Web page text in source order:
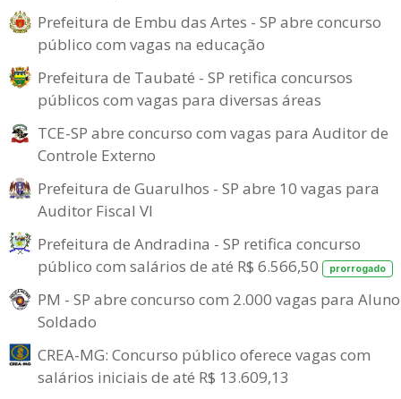
Prefeitura de Embu das Artes - SP abre concurso
público com vagas na educação
Prefeitura de Taubaté - SP retifica concursos
públicos com vagas para diversas áreas
TCE-SP abre concurso com vagas para Auditor de
Controle Externo
Prefeitura de Guarulhos - SP abre 10 vagas para
Auditor Fiscal VI
Prefeitura de Andradina - SP retifica concurso
público com salários de até R$ 6.566,50
prorrogado
PM - SP abre concurso com 2.000 vagas para
Soldado
CREA-MG: Concurso público oferece vagas com
salários iniciais de até R$ 13.609,13